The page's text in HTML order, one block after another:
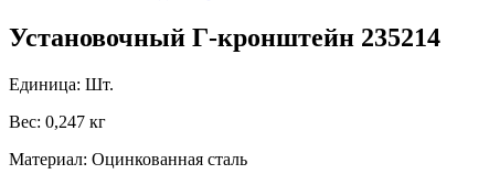
Установочный Г-кронштейн 235214
Единица: Шт.
Вес: 0,247 кг
Материал: Оцинкованная сталь